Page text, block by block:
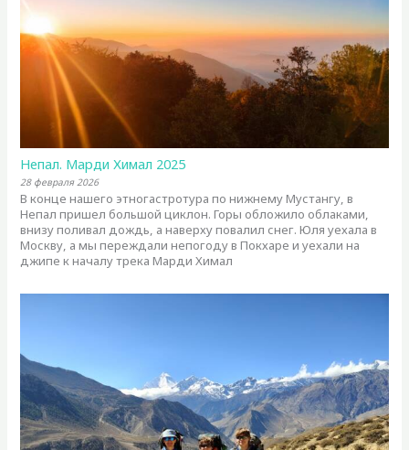
Непал. Марди Химал 2025
28 февраля 2026
В конце нашего этногастротура по нижнему Мустангу, в
Непал пришел большой циклон. Горы обложило облаками,
внизу поливал дождь, а наверху повалил снег. Юля уехала в
Москву, а мы переждали непогоду в Покхаре и уехали на
джипе к началу трека Марди Химал